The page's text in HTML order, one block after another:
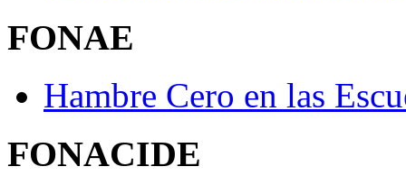
FONAE
Hambre Cero en las
FONACIDE